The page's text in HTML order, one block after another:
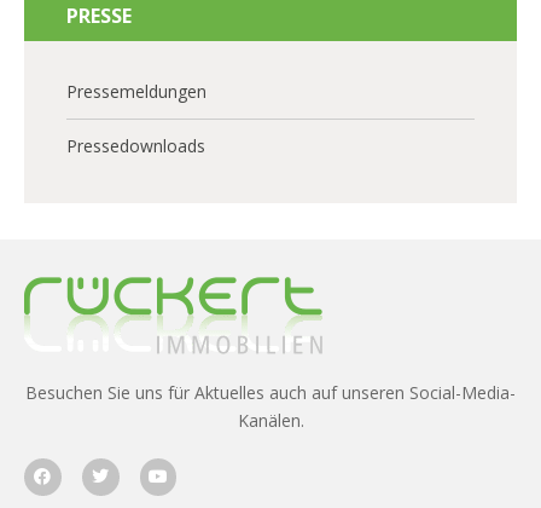
PRESSE
Pressemeldungen
Pressedownloads
Besuchen Sie uns für Aktuelles auch auf unseren Social-Media-
Kanälen.